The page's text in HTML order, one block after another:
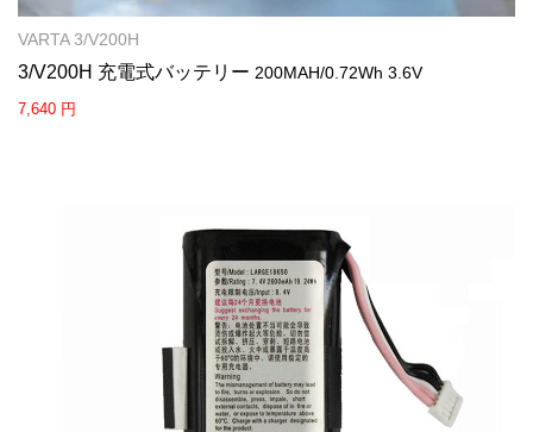
VARTA 3/V200H
3/V200H 充電式バッテリー 200MAH/0.72Wh 3.6V
7,640 円